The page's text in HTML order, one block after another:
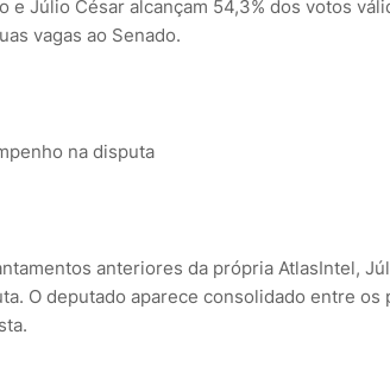
e Júlio César alcançam 54,3% dos votos
vagas ao Senado.
na disputa
anteriores da própria AtlasIntel,
O deputado aparece consolidado entre